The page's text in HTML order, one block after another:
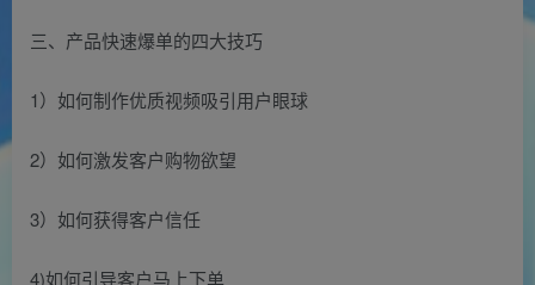
三、产品快速爆单的四大技巧
1）如何制作优质视频吸引用户眼球
2）如何激发客户购物欲望
3）如何获得客户信任
4)如何引导客户马上下单